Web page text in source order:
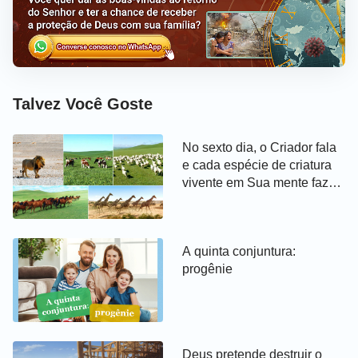
feita pela grande maioria delas nada mais é do que
incompreensão, equívoco, dúvida, condenação e
aprovação apenas em teoria. Nenhuma delas é
palavras de Deus Jeová que Jó era um homem
mal.
Talvez Você Goste
No sexto dia, o Criador fala
e cada espécie de criatura
vivente em Sua mente faz
A quinta conjuntura:
progênie
Deus pretende destruir o